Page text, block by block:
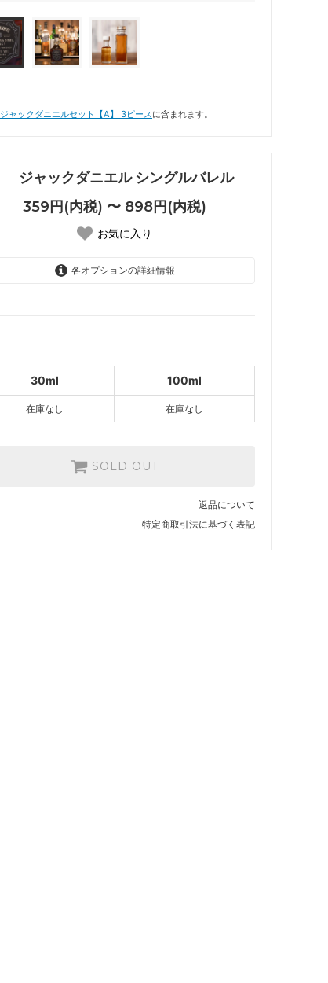
ジャックダニエルセット【A】 3ピース に含まれます。
ジャックダニエル シングルバレル
359円(内税) 〜 898円(内税)
お気に入り
各オプションの詳細情報
SOLD OUT
30ml
100ml
在庫なし 在庫なし
SOLD OUT
返品について
特定商取引法に基づく表記